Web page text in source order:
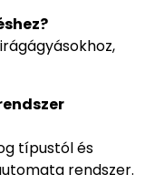
típustól és
rendszer.